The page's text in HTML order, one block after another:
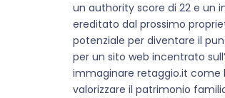
un authority score di 22 e un
ereditato dal prossimo
potenziale per diventare il
per un sito web incentrato
immaginare retaggio.it come
valorizzare il patrimonio